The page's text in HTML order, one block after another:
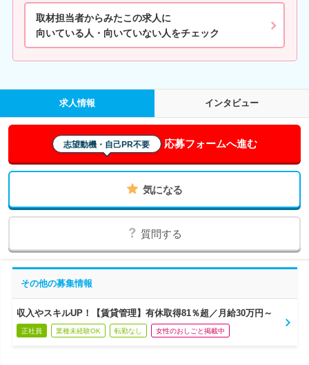
取材担当者からみたこの求人に
向いている人・向いていない人をチェック
求人情報 インタビュー
志望動機・自己PR不要 応募フォームへ進む
気になる
質問する
その他の募集情報
収入やスキルUP！【賃貸管理】有休取得81％超／月給30万円～
正社員 業種未経験OK 転勤なし 女性のおしごと掲載中